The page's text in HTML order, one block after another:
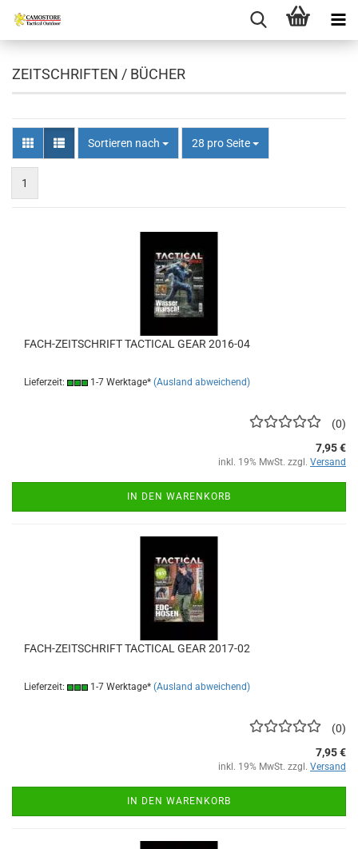
ZEITSCHRIFTEN / BÜCHER
Sortieren nach
Sortieren nach 28 pro Seite
pro Seite
1
FACH-ZEITSCHRIFT TACTICAL GEAR 2016-04
Lieferzeit: 1-7 Werktage* (Ausland abweichend)
0
7,95 €
inkl. 19% MwSt. zzgl. Versand
IN DEN WARENKORB
FACH-ZEITSCHRIFT TACTICAL GEAR 2017-02
Lieferzeit: 1-7 Werktage* (Ausland abweichend)
0
7,95 €
inkl. 19% MwSt. zzgl. Versand
IN DEN WARENKORB